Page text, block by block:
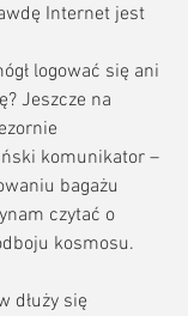
Internet jest
logować się ani
Jeszcze na
komunikator –
bagażu
czytać o
kosmosu.
dłuży się